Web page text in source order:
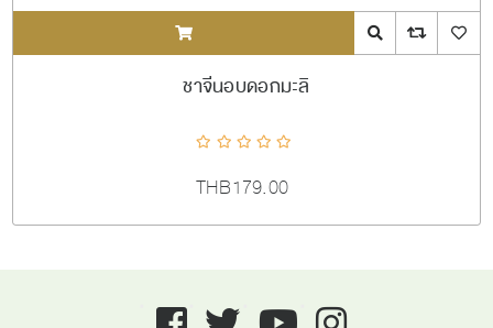
ADDTOCART Quick View
ชาจีนอบดอกมะลิ
THB179.00
Facebook twitter youtube instagram